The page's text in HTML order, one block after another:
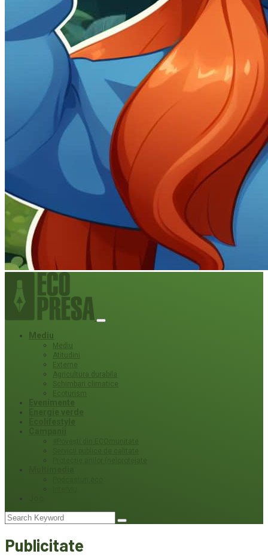
Mediu
Mediu
Atitudini
Externe
Agricultura durabila
Schimbari climatice
Ecoturism
Publicitate